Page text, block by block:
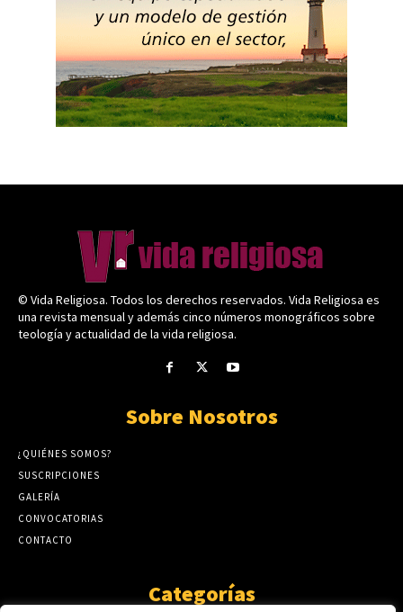
© Vida Religiosa. Todos los derechos reservados. Vida Religiosa es
una revista mensual y además cinco números monográficos sobre
teología y actualidad de la vida religiosa.
Sobre Nosotros
¿QUIÉNES SOMOS?
SUSCRIPCIONES
GALERÍA
CONVOCATORIAS
CONTACTO
Categorías